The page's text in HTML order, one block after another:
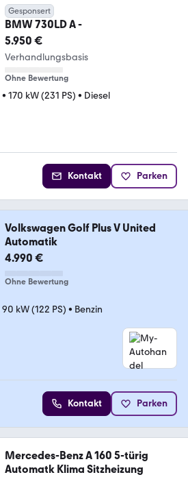
Gesponsert
BMW 730LD A -
5.950 €
Verhandlungsbasis
Ohne Bewertung
• 170 kW (231 PS) • Diesel
Kontakt Parken
Volkswagen Golf Plus V United
Automatik
4.990 €
Ohne Bewertung
90 kW (122 PS) • Benzin
Kontakt Parken
Mercedes-Benz A 160 5-türig
Automatk Klima Sitzheizung